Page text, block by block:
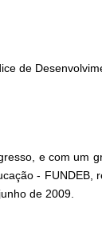
de
e com um
- FUNDEB,
de 2009.